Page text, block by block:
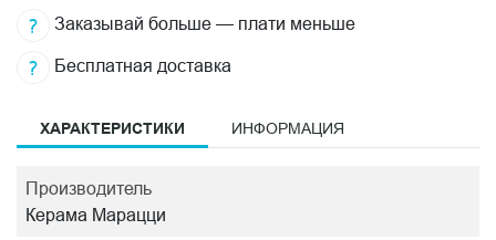
Заказывай больше — плати меньше
Бесплатная доставка
ХАРАКТЕРИСТИКИ ИНФОРМАЦИЯ
Производитель
Керама Марацци